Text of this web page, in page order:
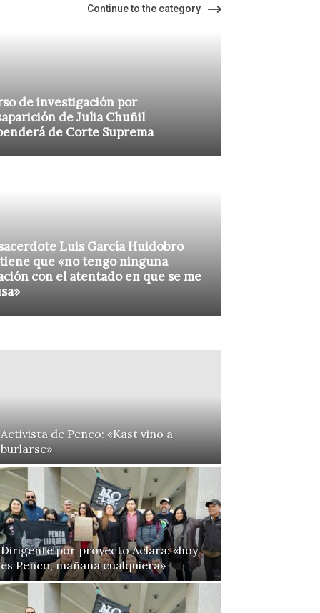
Continue to the category
de investigación por
de Julia Chuñil
de Corte Suprema
Luis García Huidobro
que «no tengo ninguna
con el atentado en que se me
Activista de Penco: «Kast vino a
burlarse»
Dirigente por proyecto Aclara: «hoy
es Penco, mañana cualquiera»